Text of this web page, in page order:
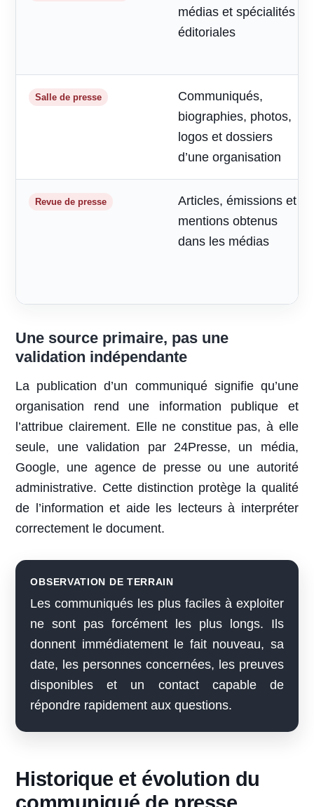
médias et spécialités
éditoriales
Salle de presse
Communiqués,
biographies, photos,
logos et dossiers
d’une organisation
Revue de presse
Articles, émissions et
mentions obtenus
dans les médias
Une source primaire, pas une
validation indépendante
La publication d’un communiqué signifie qu’une
organisation rend une information publique et
l’attribue clairement. Elle ne constitue pas, à elle
seule, une validation par 24Presse, un média,
Google, une agence de presse ou une autorité
administrative. Cette distinction protège la qualité
de l’information et aide les lecteurs à interpréter
correctement le document.
OBSERVATION DE TERRAIN
Les communiqués les plus faciles à exploiter
ne sont pas forcément les plus longs. Ils
donnent immédiatement le fait nouveau, sa
date, les personnes concernées, les preuves
disponibles et un contact capable de
répondre rapidement aux questions.
Historique et évolution du